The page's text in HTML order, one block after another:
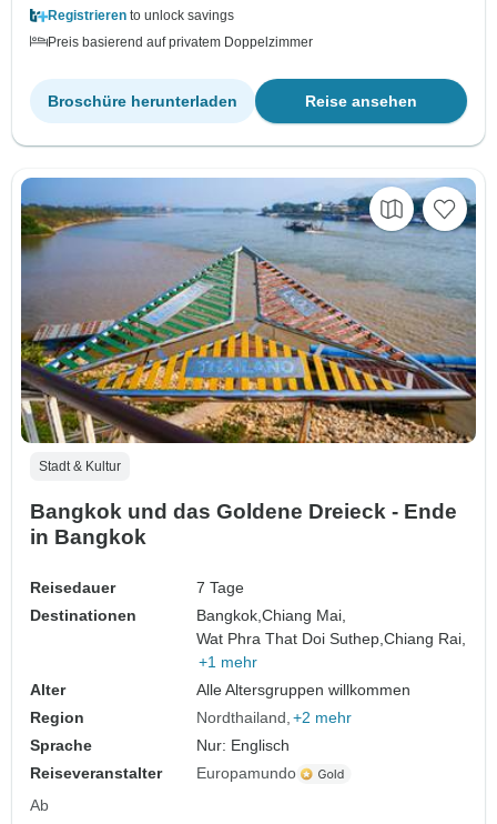
Registrieren to unlock savings
Preis basierend auf privatem Doppelzimmer
Reise ansehen
Broschüre herunterladen
Stadt & Kultur
Bangkok und das Goldene Dreieck - Ende
in Bangkok
Reisedauer
7 Tage
Destinationen
Bangkok,Chiang Mai,
Wat Phra That Doi Suthep,Chiang Rai,
+1 mehr
Alter
Alle Altersgruppen willkommen
Region
Nordthailand +2 mehr
Sprache
Nur: Englisch
Reiseveranstalter
Europamundo
Ab